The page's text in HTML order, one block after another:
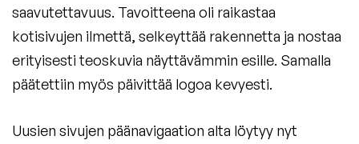
saavutettavuus. Tavoitteena oli raikastaa
kotisivujen ilmettä, selkeyttää rakennetta ja nostaa
erityisesti teoskuvia näyttävämmin esille. Samalla
päätettiin myös päivittää logoa kevyesti.
Uusien sivujen päänavigaation alta löytyy nyt